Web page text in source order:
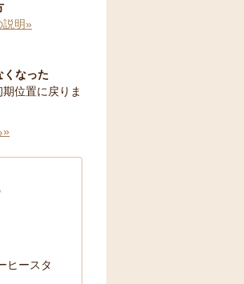
説明»
くなった
位置に戻りま
»
ヒースタ